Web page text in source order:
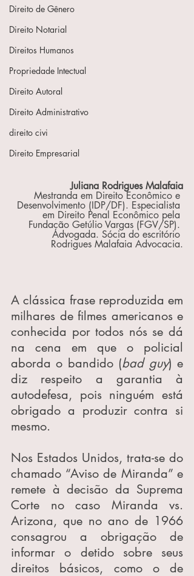
Direito de Gênero
Direito Notarial
Direitos Humanos
Propriedade Intectual
Direito Autoral
Direito Administrativo
direito civi
Direito Empresarial
Juliana Rodrigues Malafaia
Mestranda em Direito Econômico e
Desenvolvimento (IDP/DF). Especialista
em Direito Penal Econômico pela
Fundação Getúlio Vargas (FGV/SP).
Advogada. Sócia do escritório
Rodrigues Malafaia Advocacia.
A clássica frase reproduzida em
milhares de filmes americanos e
conhecida por todos nós se dá
na cena em que o policial
aborda o bandido (bad guy) e
diz respeito a garantia à
autodefesa, pois ninguém está
obrigado a produzir contra si
mesmo.
Nos Estados Unidos, trata-se do
chamado “Aviso de Miranda” e
remete à decisão da Suprema
Corte no caso Miranda vs.
Arizona, que no ano de 1966
consagrou a obrigação de
informar o detido sobre seus
direitos básicos, como o de